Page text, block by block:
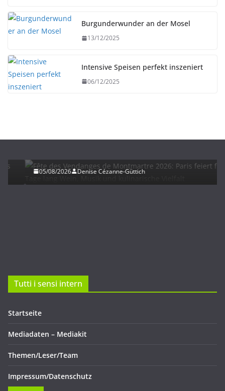
Burgunderwunder an der Mosel
13/12/2025
Intensive Speisen perfekt inszeniert
06/12/2025
05/08/2026 Denise Cézanne-Güttich
Tutti i sensi intern
Startseite
Mediadaten – Mediakit
Themen/Leser/Team
Impressum/Datenschutz